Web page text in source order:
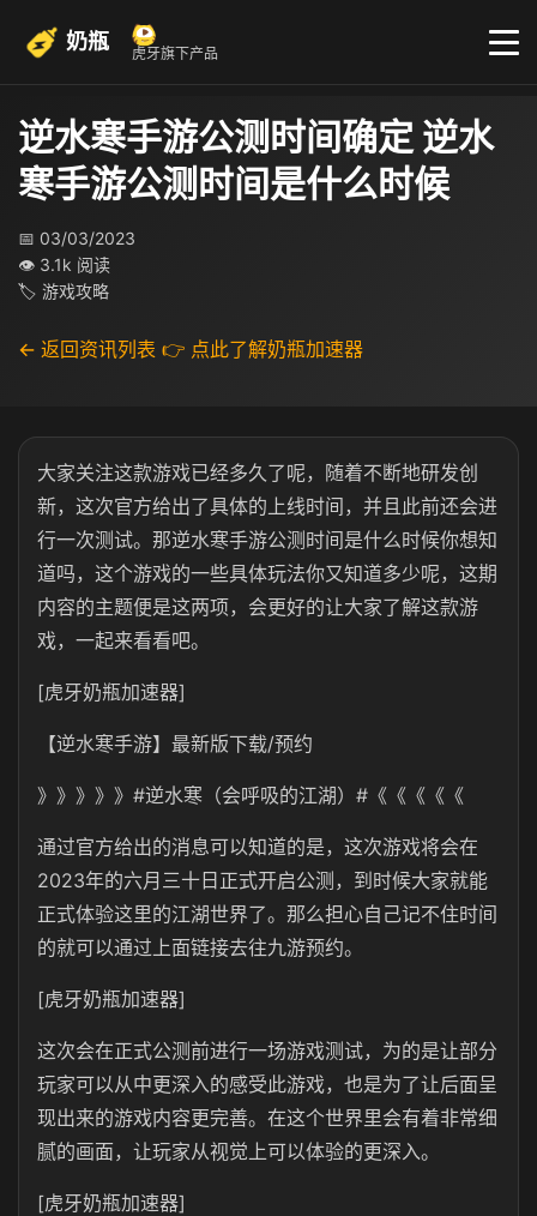
奶瓶 虎牙旗下产品
逆水寒手游公测时间确定 逆水
寒手游公测时间是什么时候
📅 03/03/2023
👁 3.1k 阅读
🏷 游戏攻略
← 返回资讯列表 👉 点此了解奶瓶加速器
大家关注这款游戏已经多久了呢，随着不断地研发创
新，这次官方给出了具体的上线时间，并且此前还会进
行一次测试。那逆水寒手游公测时间是什么时候你想知
道吗，这个游戏的一些具体玩法你又知道多少呢，这期
内容的主题便是这两项，会更好的让大家了解这款游
戏，一起来看看吧。
[虎牙奶瓶加速器]
【逆水寒手游】最新版下载/预约
》》》》》#逆水寒（会呼吸的江湖）#《《《《《
通过官方给出的消息可以知道的是，这次游戏将会在
2023年的六月三十日正式开启公测，到时候大家就能
正式体验这里的江湖世界了。那么担心自己记不住时间
的就可以通过上面链接去往九游预约。
[虎牙奶瓶加速器]
这次会在正式公测前进行一场游戏测试，为的是让部分
玩家可以从中更深入的感受此游戏，也是为了让后面呈
现出来的游戏内容更完善。在这个世界里会有着非常细
腻的画面，让玩家从视觉上可以体验的更深入。
[虎牙奶瓶加速器]